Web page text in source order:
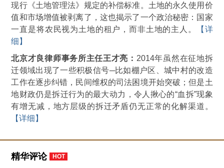
现行《土地管理法》规定的补偿标准。土地的永久使用价
值和市场增值被剥离了，这也揭示了一个政治秘密：国家
一直是将农民视为土地的租户，而非土地的主人。
【详
细】
北京才良律师事务所主任王才亮： 2014年虽然在征地拆
迁领域出现了一些积极信号─比如棚户区、城中村的改造
工作在逐步纠错，民间维权的司法困境开始突破；但是土
地财政仍是拆迁行为的最大动力，令人揪心的“血拆”现象
有增无减，地方层级的拆迁矛盾仍无正常的化解渠道。
【详细】
精华评论 HOT